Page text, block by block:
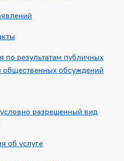
по результатам публичных
общественных обсуждений
разрешенный вид
об услуге